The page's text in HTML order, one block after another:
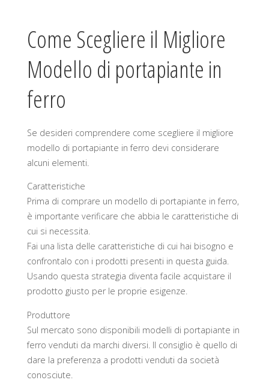
Come Scegliere il Migliore
Modello di portapiante in
ferro
Se desideri comprendere come scegliere il migliore
modello di portapiante in ferro devi considerare
alcuni elementi.
Caratteristiche
Prima di comprare un modello di portapiante in ferro,
è importante verificare che abbia le caratteristiche di
cui si necessita.
Fai una lista delle caratteristiche di cui hai bisogno e
confrontalo con i prodotti presenti in questa guida.
Usando questa strategia diventa facile acquistare il
prodotto giusto per le proprie esigenze.
Produttore
Sul mercato sono disponibili modelli di portapiante in
ferro venduti da marchi diversi. Il consiglio è quello di
dare la preferenza a prodotti venduti da società
conosciute.